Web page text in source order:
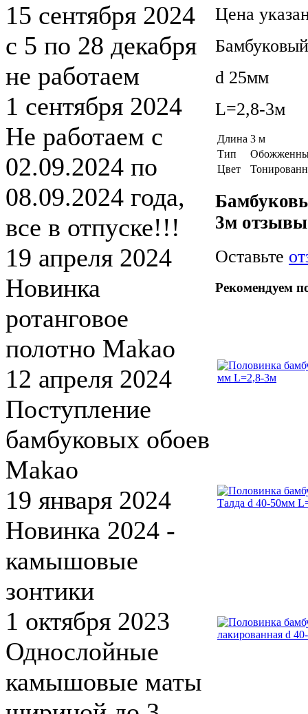
15 сентября 2024
с 5 по 28 декабря
не работаем
1 сентября 2024
Не работаем с
02.09.2024 по
08.09.2024 года,
все в отпуске!!!
19 апреля 2024
Новинка
ротанговое
полотно Makao
12 апреля 2024
Поступление
бамбуковых обоев
Makao
19 января 2024
Новинка 2024 -
камышовые
зонтики
1 октября 2023
Однослойные
камышовые маты
Цена
d 25мм
L=2,8-3м
Длина 3 м
Тип
Цвет
3м отзывы
Оставьте
Рекомендуем